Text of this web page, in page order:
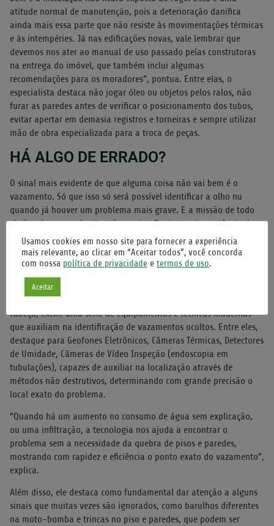
atitude normal de manutenção, pois a deterioração danifica
ainda mais essa parte que não resiste às movimentações térmicas
e às intempéries. Já nas edificações novas, vale lembrar que
devemos nos ater ao manual de uso passado pelas construtoras
na entrega do imóvel, que também inclui algumas
recomendações para os moradores”, pontua. Entre elas, o
especialista destaca não jogar óleo ou objetos pelos ralos, não
furar as paredes antes de verificar o posicionamento dos tubos,
evitar apertar em demasia registros e torneiras e sempre utilizar
mão de obra especializada para a troca de peças.
HÁ ALGO DE ERRADO?
O sinal mais evidente de que alguma coisa não vai bem é o
vazamento. Só que isso só será possível identificar a olho nu
quando já houver um problema mais grave. E a missão de todo
síndico é escapar de situações assim. Por isso, a importância de
manter as verificações periódicas em dia e evitar o reparo que só
é acionado quando a situação já está crítica e o gasto com o
conserto acaba sendo alto.
Segundo o engenheiro e analista de instalações hidráulicas, Diogo
Rodrigo da Cunha, para minimizar estragos e evitar dor de
cabeça, existe uma série de equipamentos e técnicas modernas
que auxiliam na identificação de vazamentos ocultos. Entre eles,
destaque para Geofones Eletrônicos, Câmeras Térmicas, Detectores
de Umidade, Câmeras de Vídeo Inspeção (endoscopia em
tubulações), capazes de auxiliar na localização através de
métodos não destrutivos, determinando com grande precisão o
local exato do problema.
“Quando há um aumento no consumo de água sem explicação,
ou uma infiltração, a tecnologia nos ajuda a encontrar o
problema sem a necessidade da quebra de pisos e paredes,
mostrando com rapidez e eficiência o ponto exato do vazamento”,
explica.
Além disso, ele destaca como fundamental dar atenção a alguns
sinais que muitas vezes são ignorados, como barulhos diferentes
na moto-bomba e trincas no piso e paredes, que podem ser
Usamos cookies em nosso site para fornecer a experiência
mais relevante, ao clicar em “Aceitar todos”, você concorda
com nossa política de privacidade e termos de uso.
Aceitar